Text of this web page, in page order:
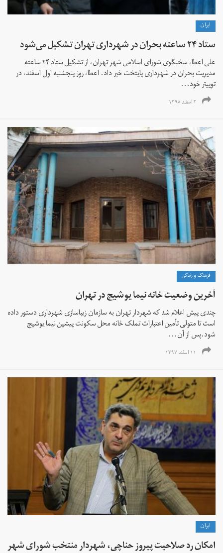
ايران
ستاد ۲۴ ساعته بحران در شهرداری تهران تشکیل می‌شود
علی اعطا، سخنگوی شورای اسلامی شهر تهران، از تشکیل ستاد ۲۴ ساعته
مدیریت بحران در شهرداری پایتخت خبر داد. اعطا، روز پنجشنبه اول اسفند، در
توییتر خود...
۲ اسفند ۱۳۹۸
فرهنگ و زندگی
آخرین وضعیت خانه نیما یوشیج در تهران
چندی پیش اعلام شد که شهردار تهران به سازمان زیباسازی شهرداری دستور داده
است تا متولی تأمین اعتبارات تملک خانه محل سکونت پیشین نیما یوشیج
شود.پس از آن...
۱۱ اسفند ۱۳۹۷
ايران
امکان رد صلاحیت پیروز حناچی، شهردار منتخب شورای شهر